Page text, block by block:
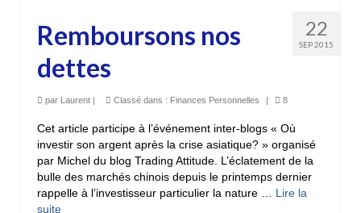
22
SEP 2015
Remboursons nos
dettes
par Laurent Classé dans : Finances Personnelles 8
Cet article participe à l’événement inter-blogs « Où
investir son argent après la crise asiatique? » organisé
par Michel du blog Trading Attitude. L’éclatement de la
bulle des marchés chinois depuis le printemps dernier
rappelle à l’investisseur particulier la nature … Lire la
suite­­